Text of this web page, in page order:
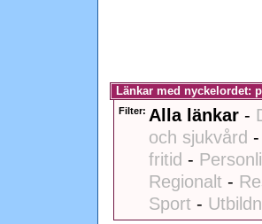
Länkar med nyckelordet:
Filter: Alla länkar -
och sjukvård -
fritid -
Regionalt -
Sport -